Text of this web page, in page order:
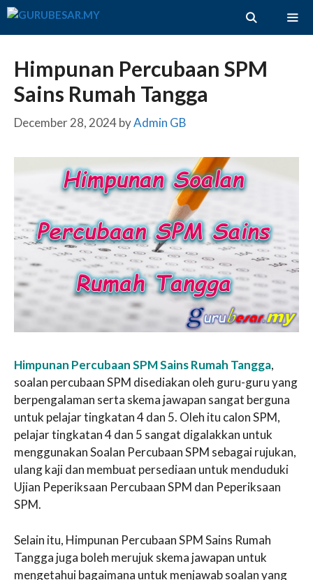
Skip
Himpunan Percubaan SPM
Sains Rumah Tangga
December 28, 2024byAdmin GB
Himpunan Percubaan SPM Sains Rumah Tangga,
soalan percubaan SPM disediakan oleh guru-guru yang
berpengalaman serta skema jawapan sangat berguna
untuk pelajar tingkatan 4 dan 5. Oleh itu calon SPM,
pelajar tingkatan 4 dan 5 sangat digalakkan untuk
menggunakan Soalan Percubaan SPM sebagai rujukan,
ulang kaji dan membuat persediaan untuk menduduki
Ujian Peperiksaan Percubaan SPM dan Peperiksaan
SPM.
Selain itu, Himpunan Percubaan SPM Sains Rumah
Tangga juga boleh merujuk skema jawapan untuk
mengetahui bagaimana untuk menjawab soalan yang